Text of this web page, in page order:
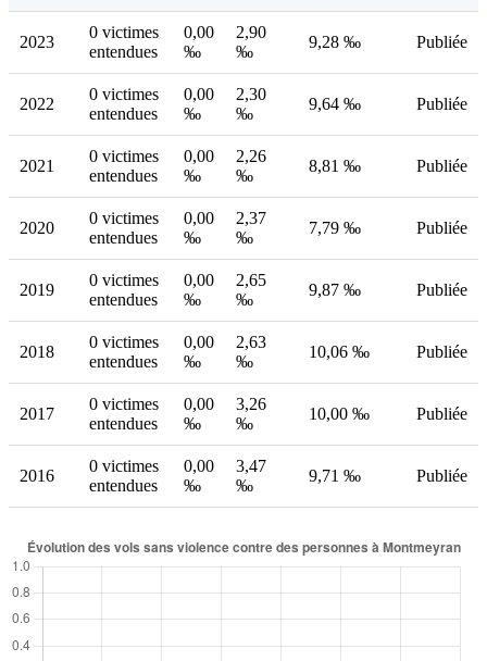
2023
0 victimes
entendues
0,00
‰
2,90
‰
9,28 ‰ Publiée
2022
0 victimes
entendues
0,00
‰
2,30
‰
9,64 ‰ Publiée
2021
0 victimes
entendues
0,00
‰
2,26
‰
8,81 ‰ Publiée
2020
0 victimes
entendues
0,00
‰
2,37
‰
7,79 ‰ Publiée
2019
0 victimes
entendues
0,00
‰
2,65
‰
9,87 ‰ Publiée
2018
0 victimes
entendues
0,00
‰
2,63
‰
10,06 ‰ Publiée
2017
0 victimes
entendues
0,00
‰
3,26
‰
10,00 ‰ Publiée
2016
0 victimes
entendues
0,00
‰
3,47
‰
9,71 ‰ Publiée